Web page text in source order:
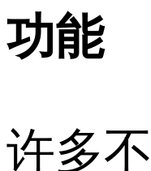
功能
许多